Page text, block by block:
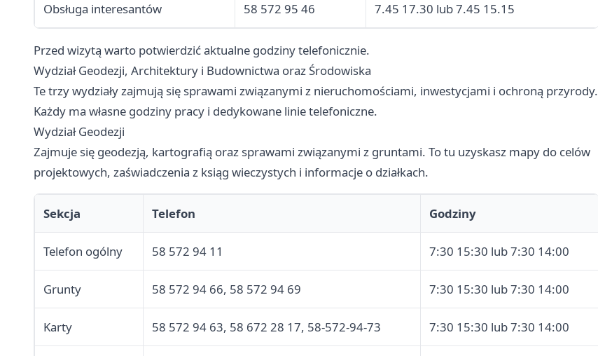
Obsługa interesantów 58 572 95 46 7.45 17.30 lub 7.45 15.15
Przed wizytą warto potwierdzić aktualne godziny telefonicznie.
Wydział Geodezji, Architektury i Budownictwa oraz Środowiska
Te trzy wydziały zajmują się sprawami związanymi z nieruchomościami, inwestycjami i ochroną przyrody.
Każdy ma własne godziny pracy i dedykowane linie telefoniczne.
Wydział Geodezji
Zajmuje się geodezją, kartografią oraz sprawami związanymi z gruntami. To tu uzyskasz mapy do celów
projektowych, zaświadczenia z ksiąg wieczystych i informacje o działkach.
Sekcja Telefon Godziny
Telefon ogólny 58 572 94 11 7:30 15:30 lub 7:30 14:00
Grunty 58 572 94 66, 58 572 94 69 7:30 15:30 lub 7:30 14:00
Karty 58 572 94 63, 58 672 28 17, 58-572-94-73 7:30 15:30 lub 7:30 14:00